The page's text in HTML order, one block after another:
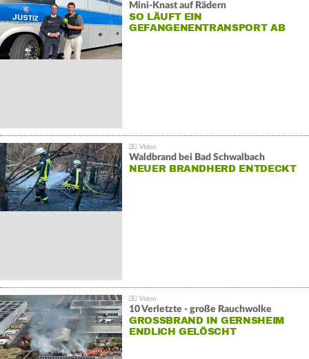
Mini-Knast auf Rädern
SO LÄUFT EIN
GEFANGENENTRANSPORT AB
Waldbrand bei Bad Schwalbach
NEUER BRANDHERD ENTDECKT
10 Verletzte - große Rauchwolke
GROSSBRAND IN GERNSHEIM E
NDLICH GELÖSCHT